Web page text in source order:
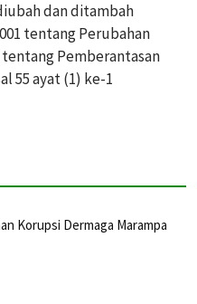
dan ditambah
tentang Perubahan
tentang Pemberantasan
55 ayat (1) ke-1